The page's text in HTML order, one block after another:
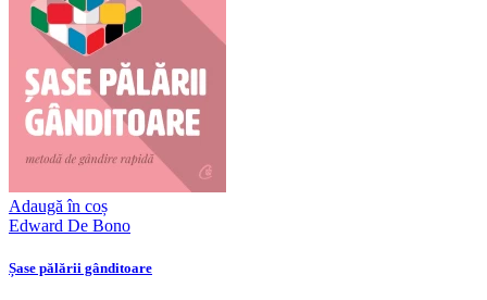
Adaugă în coș
Edward De Bono
Șase pălării gânditoare